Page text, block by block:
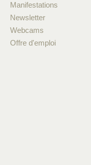
Manifestations
Newsletter
Webcams
Offre d'emploi